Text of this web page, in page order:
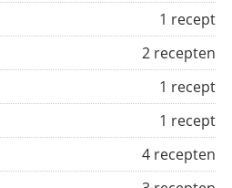
1 recept
2 recepten
1 recept
1 recept
4 recepten